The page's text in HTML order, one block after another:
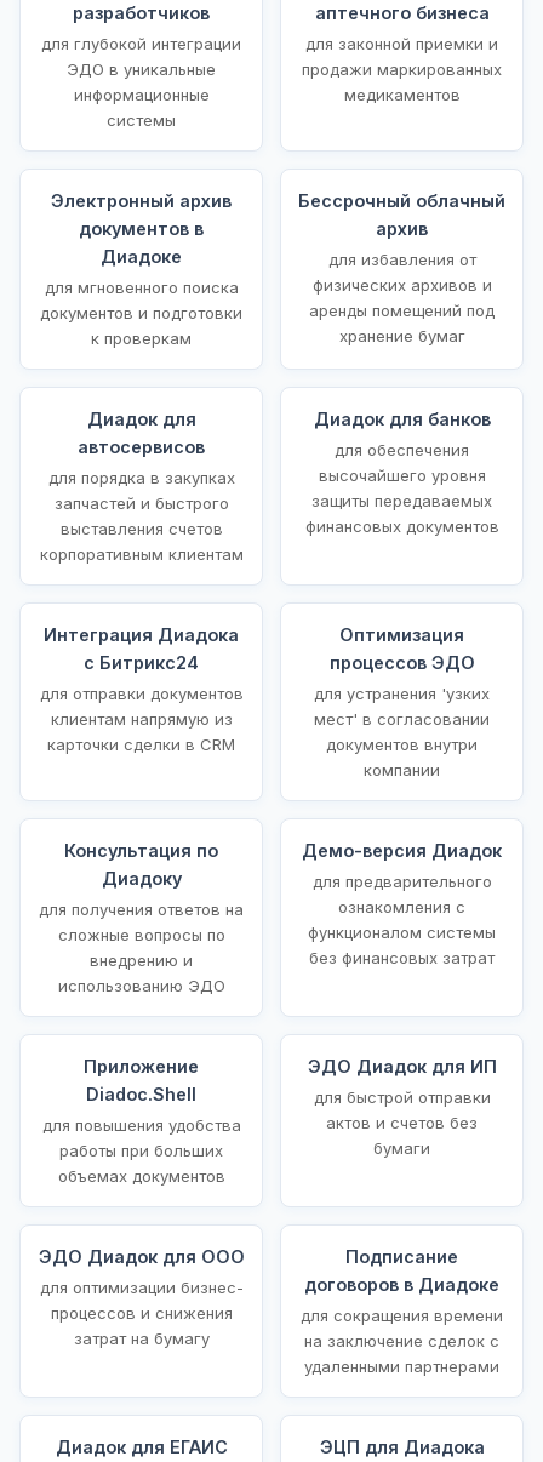
разработчиков
для глубокой интеграции
ЭДО в уникальные
информационные
системы
аптечного бизнеса
для законной приемки и
продажи маркированных
медикаментов
Электронный архив
документов в
Диадоке
для мгновенного поиска
документов и подготовки
к проверкам
Бессрочный облачный
архив
для избавления от
физических архивов и
аренды помещений под
хранение бумаг
Диадок для
автосервисов
для порядка в закупках
запчастей и быстрого
выставления счетов
корпоративным клиентам
Диадок для банков
для обеспечения
высочайшего уровня
защиты передаваемых
финансовых документов
Интеграция Диадока
с Битрикс24
для отправки документов
клиентам напрямую из
карточки сделки в CRM
Оптимизация
процессов ЭДО
для устранения 'узких
мест' в согласовании
документов внутри
компании
Консультация по
Диадоку
для получения ответов на
сложные вопросы по
внедрению и
использованию ЭДО
Демо-версия Диадок
для предварительного
ознакомления с
функционалом системы
без финансовых затрат
Приложение
Diadoc.Shell
для повышения удобства
работы при больших
объемах документов
ЭДО Диадок для ИП
для быстрой отправки
актов и счетов без
бумаги
ЭДО Диадок для ООО
для оптимизации бизнес-
процессов и снижения
затрат на бумагу
Подписание
договоров в Диадоке
для сокращения времени
на заключение сделок с
удаленными партнерами
Диадок для ЕГАИС ЭЦП для Диадока